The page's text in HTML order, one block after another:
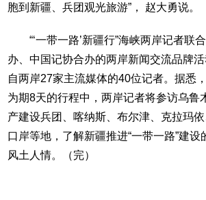
胞到新疆、兵团观光旅游”， 赵大勇说。
“‘一带一路’新疆行”海峡两岸记者联
办、中国记协合办的两岸新闻交流品牌
自两岸27家主流媒体的40位记者。据悉
为期8天的行程中，两岸记者将参访乌鲁
产建设兵团、喀纳斯、布尔津、克拉玛
口岸等地，了解新疆推进“一带一路”建
风土人情。（完）